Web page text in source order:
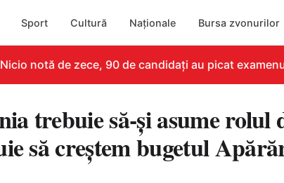
Sport Cultură Naționale Bursa zvonurilor
notă de zece, 90 de candidați au picat examenul
trebuie să-şi asume rolul
să creştem bugetul